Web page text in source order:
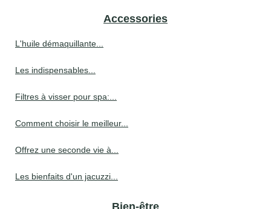
Accessories
L'huile démaquillante...
Les indispensables...
Filtres à visser pour spa:...
Comment choisir le meilleur...
Offrez une seconde vie à...
Les bienfaits d'un jacuzzi...